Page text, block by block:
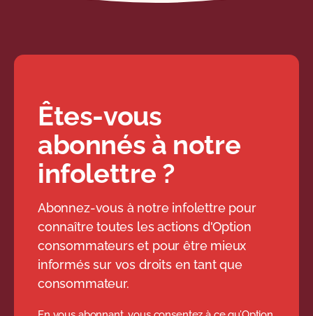
d’offrir un échange avec un
de la façon dont l’argent sera
remis (remboursement en
argent ou en crédit en
magasin) ;
des exemptions (ex: boîte
ouverte, étiquette retirée du
vêtement, articles en
liquidation);
des frais de remise en
inventaire, par exemple, s’ils
Êtes-vous
abonnés à notre
infolettre ?
Abonnez-vous à notre infolettre pour
connaître toutes les actions d'Option
consommateurs et pour être mieux
informés sur vos droits en tant que
consommateur.